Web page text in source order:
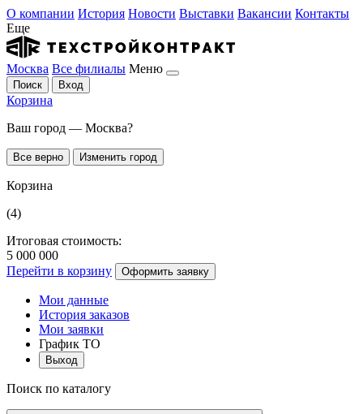
О компании История Новости Выставки Вакансии Контакты
Еще
Москва Все филиалы Меню
Поиск Вход
Корзина
Ваш город — Москва?
Все верно Изменить город
Корзина
(4)
Итоговая стоимость:
5 000 000
Перейти в корзину
Оформить заявку
Мои данные
История заказов
Мои заявки
График ТО
Выход
Поиск по каталогу